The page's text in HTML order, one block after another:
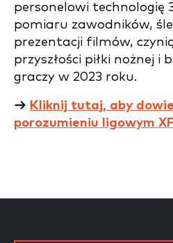
personelowi technologię
pomiaru zawodników,
prezentacji filmów,
przyszłości piłki nożnej i
graczy w 2023 roku.
→ Kliknij tutaj, aby
porozumieniu ligowym